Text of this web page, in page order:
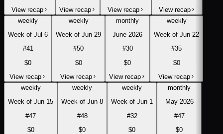
View recap
View recap
View recap
View recap
weekly
Week of Jul 6
#41
$0
View recap
weekly
Week of Jun 29
#50
$0
View recap
monthly
June 2026
#30
$0
View recap
weekly
Week of Jun 22
#35
$0
View recap
weekly
Week of Jun 15
#47
$0
weekly
Week of Jun 8
#48
$0
weekly
Week of Jun 1
#32
$0
monthly
May 2026
#47
$0